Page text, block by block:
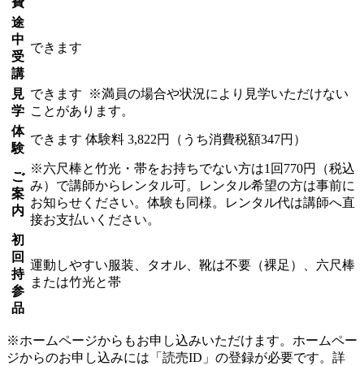
途
中
受
講
できます
見
学
できます
※満員の場合や状況により見学いただけない
ことがあります。
体
験
できます 体験料 3,822円（うち消費税額347円）
ご
案
内
※六尺棒と竹光・帯をお持ちでない方は1回770円（税込
み）で講師からレンタル可。レンタル希望の方は事前に
お知らせください。体験も同様。レンタル代は講師へ直
接お支払いください。
初
回
持
参
品
運動しやすい服装、タオル、靴は不要（裸足）、六尺棒
または竹光と帯
※ホームページからもお申し込みいただけます。ホームペー
ジからのお申し込みには「読売ID」の登録が必要です。詳